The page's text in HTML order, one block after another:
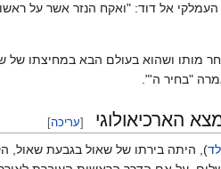
אל דוד: "ואקח הנזר אשר על
לאחר מותו ושהוא בעולם הבא
"בחיר ה'".
הארכיאולוגי [עריכה]
), היתה בירתו של שאול בגבעת שאול,